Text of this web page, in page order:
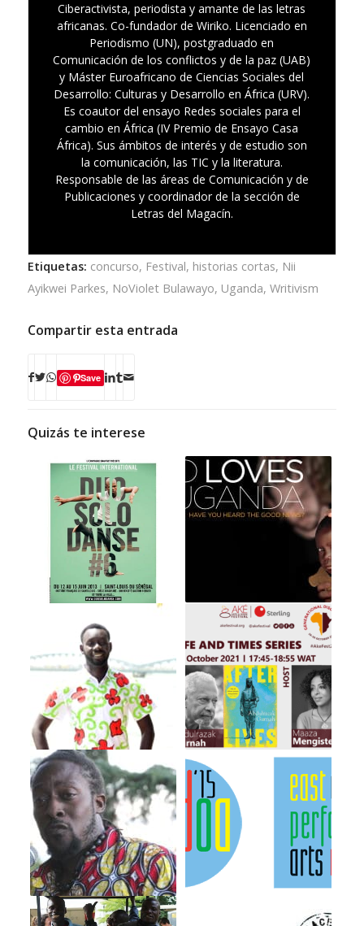
Ciberactivista, periodista y amante de las letras
africanas. Co-fundador de Wiriko. Licenciado en
Periodismo (UN), postgraduado en
Comunicación de los conflictos y de la paz (UAB)
y Máster Euroafricano de Ciencias Sociales del
Desarrollo: Culturas y Desarrollo en África (URV).
Es coautor del ensayo Redes sociales para el
cambio en África (IV Premio de Ensayo Casa
África). Sus ámbitos de interés y de estudio son
la comunicación, las TIC y la literatura.
Responsable de las áreas de Comunicación y de
Publicaciones y coordinador de la sección de
Letras del Magacín.
Etiquetas: concurso, Festival, historias cortas, Nii
Ayikwei Parkes, NoViolet Bulawayo, Uganda, Writivism
Compartir esta entrada
Save
Quizás te interese